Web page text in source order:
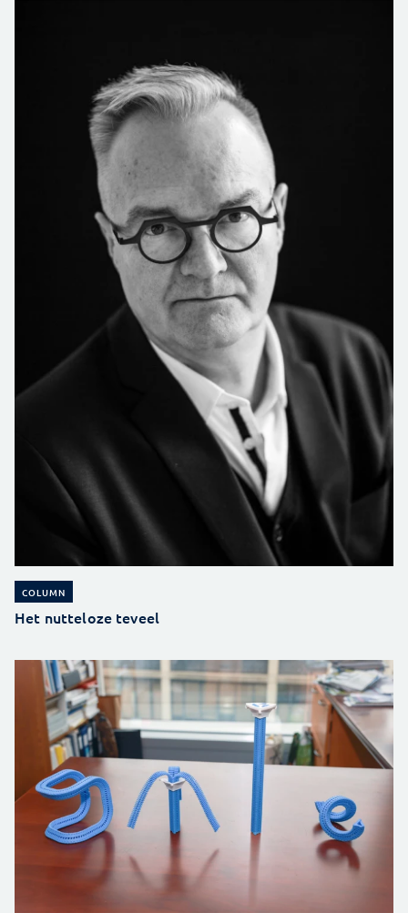
COLUMN
Het nutteloze teveel